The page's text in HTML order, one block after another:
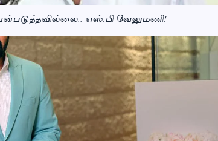
எஸ்.பி வேலுமணி!